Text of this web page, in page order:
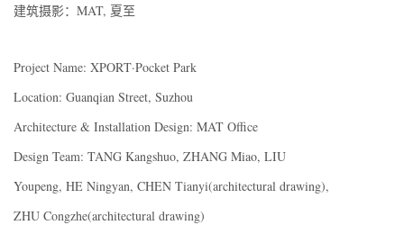
建筑摄影：MAT, 夏至
Project Name: XPORT·Pocket Park
Location: Guanqian Street, Suzhou
Architecture & Installation Design: MAT Office
Design Team: TANG Kangshuo, ZHANG Miao, LIU
Youpeng, HE Ningyan, CHEN Tianyi(architectural drawing),
ZHU Congzhe(architectural drawing)